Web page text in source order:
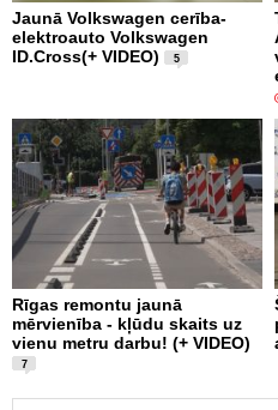
Jaunā Volkswagen cerība-
elektroauto Volkswagen
ID.Cross(+ VIDEO)
5
Rīgas remontu jaunā
mērvienība - kļūdu skaits uz
vienu metru darbu! (+ VIDEO)
7